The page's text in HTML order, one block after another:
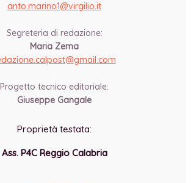
anto.marino1@virgilio.it
Segreteria di redazione:
Maria Zema
gmail.com
Progetto tecnico editoriale:
Giuseppe Gangale
Proprietà testata:
Ass. P4C Reggio Calabria